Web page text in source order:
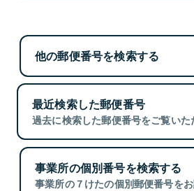
他の郵便番号を検索する
最近検索した郵便番号
過去に検索した郵便番号をご覧いた
事業所の個別番号を検索する
事業所の７けたの個別郵便番号をお